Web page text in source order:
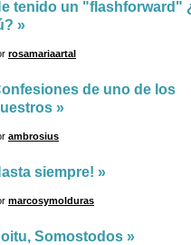
tenido un "flashforward"
»
rosamariaartal
de uno de los
»
ambrosius
siempre! »
marcosymolduras
Somostodos »